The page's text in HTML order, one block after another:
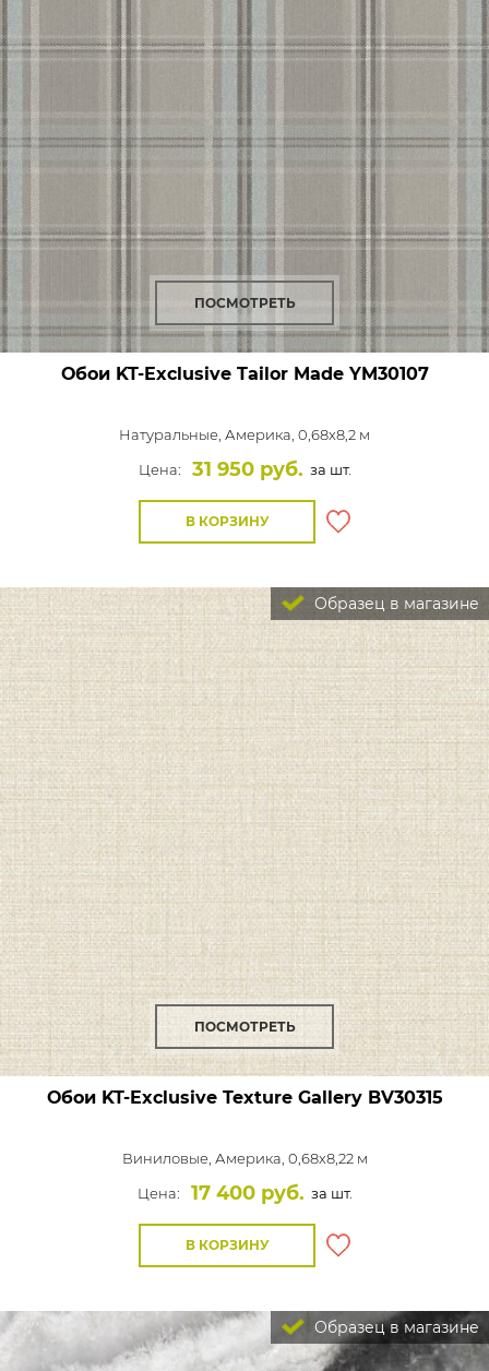
ПОСМОТРЕТЬ
Обои KT-Exclusive Tailor MadeYM30107
Натуральные, Америка, 0,68x8,2 м
Цена:
31 950 руб. за шт.
В КОРЗИНУ
Образец в магазине
ПОСМОТРЕТЬ
Обои KT-Exclusive Texture GalleryBV30315
Виниловые, Америка, 0,68x8,22 м
Цена:
17 400 руб. за шт.
В КОРЗИНУ
Образец в магазине